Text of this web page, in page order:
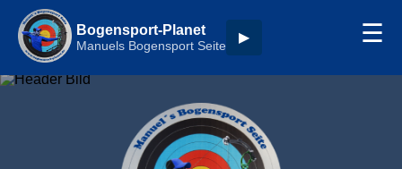
Bogensport-Planet
Manuels Bogensport Seite
▶ ☰